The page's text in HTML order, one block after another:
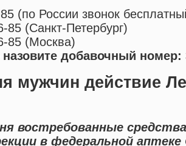
(по России звонок
85 (Санкт-Петербург)
85 (Москва)
добавочный номер:
мужчин действие
востребованные
в федеральной